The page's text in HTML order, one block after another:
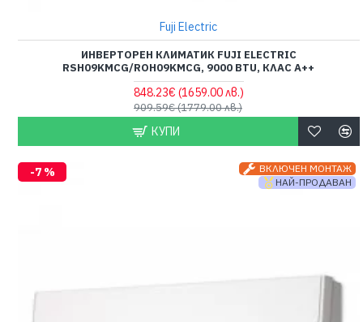
Fuji Electric
ИНВЕРТОРЕН КЛИМАТИК FUJI ELECTRIC
RSH09KMCG/ROH09KMCG, 9000 BTU, КЛАС A++
848.23€ (1659.00 лв.)
909.59€(1779.00 лв.)
КУПИ
ВКЛЮЧЕН МОНТАЖ
НАЙ-ПРОДАВАН
-7 %